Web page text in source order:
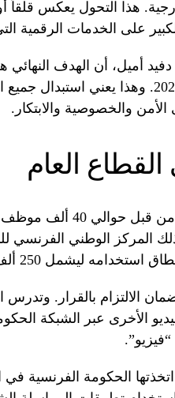
هذا التحول يعكس قلقاً
الكبير على الخدمات الرقمية
أميل، أن الهدف
فرنسية بالكامل بحلول عام 2027. وهذا
والخصوصية والابتكار.
القطاع العام
برنامج “فيزيو”
المركز الوطني الفرنسي
الالتزام بالقرار. وتدرس
الأخرى عبر الشبكة
اتخذتها الحكومة